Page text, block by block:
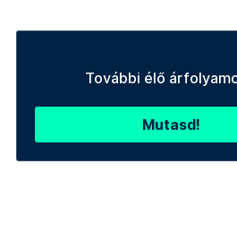
További élő
Mutasd!